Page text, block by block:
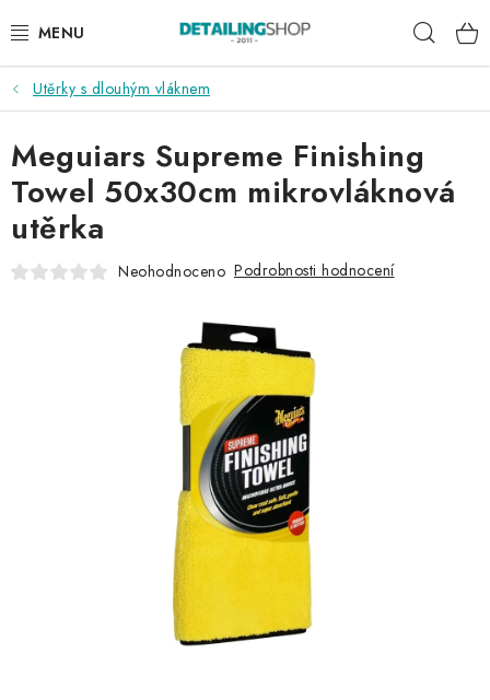
na
AKCE
NOVINKY
EXTERIÉR
INTERIÉR
DÁRKOVÉ SADY A POUKAZY
PRODÁVANÉ ZNAČKY
Utěrky s dlouhým vláknem
Meguiars Supreme Finishing
Towel 50x30cm mikrovláknová
utěrka
Neohodnoceno Podrobnosti hodnocení